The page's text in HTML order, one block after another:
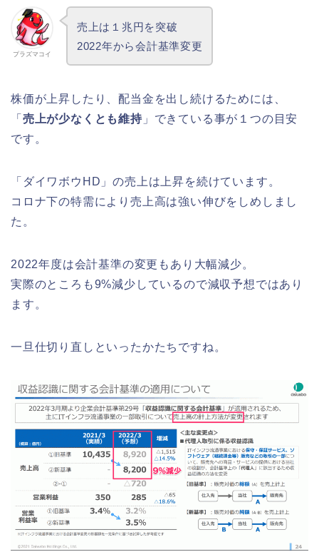
プラズマコイ
売上は１兆円を突破
2022年から会計基準変更
株価が上昇したり、配当金を出し続けるためには、
「 売上が少なくとも維持」できている事が１つの目安
です。
「ダイワボウHD」の売上は上昇を続けています。
コロナ下の特需により売上高は強い伸びをしめしまし
た。
2022年度は会計基準の変更もあり大幅減少。
実際のところも9%減少しているので減収予想ではあり
ます。
一旦仕切り直しといったかたちですね。